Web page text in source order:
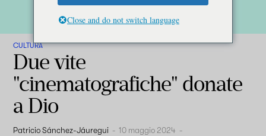
CULTURA
Due vite
"cinematografiche" donate
a Dio
Patricio Sánchez-Jáuregui - 10 maggio 2024 -
Close and do not switch language